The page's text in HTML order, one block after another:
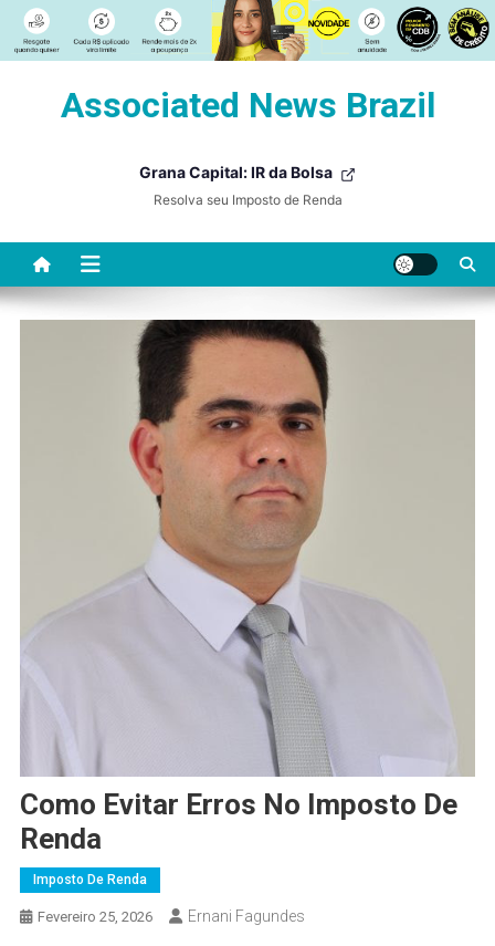
Associated News Brazil
Grana Capital: IR da Bolsa
Resolva seu Imposto de Renda
Como Evitar Erros No Imposto De
Renda
Imposto De Renda
Fevereiro 25, 2026 Ernani Fagundes